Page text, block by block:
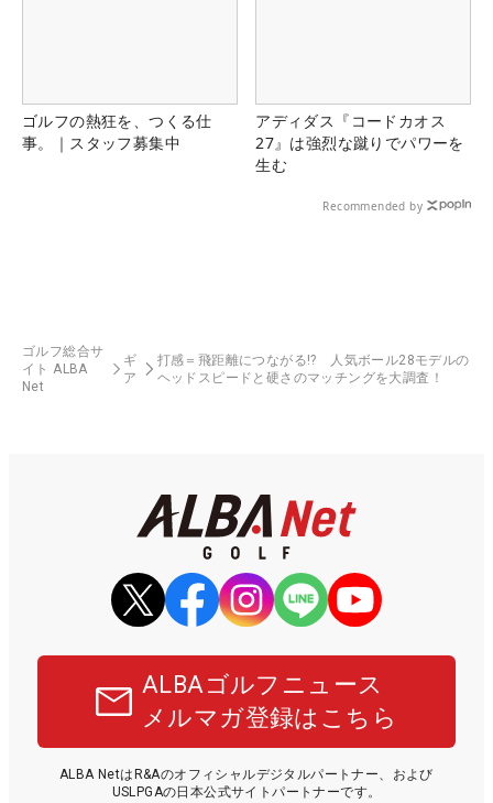
ゴルフの熱狂を、つくる仕
事。｜スタッフ募集中
アディダス『コードカオス
27』は強烈な蹴りでパワーを
生む
Recommended by
ゴルフ総合サ
イト ALBA
Net
ギ
ア
打感＝飛距離につながる!? 人気ボール28モデルの
ヘッドスピードと硬さのマッチングを大調査！
ALBAゴルフニュース
メルマガ登録はこちら
ALBA NetはR&Aのオフィシャルデジタルパートナー、および
USLPGAの日本公式サイトパートナーです。